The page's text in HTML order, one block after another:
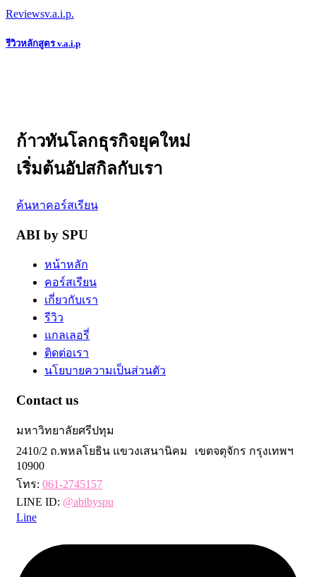
Reviewsv.a.i.p.
รีวิวหลักสูตร v.a.i.p
ก้าวทันโลกธุรกิจยุคใหม่
เริ่มต้นอัปสกิลกับเรา
ค้นหาคอร์สเรียน
ABI by SPU
หน้าหลัก
คอร์สเรียน
เกี่ยวกับเรา
รีวิว
แกลเลอรี่
ติดต่อเรา
นโยบายความเป็นส่วนตัว
Contact us
มหาวิทยาลัยศรีปทุม
2410/2 ถ.พหลโยธิน แขวงเสนานิคม เขตจตุจักร กรุงเทพฯ
10900
โทร: 061-2745157
LINE ID: @abibyspu
Line